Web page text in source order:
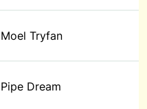
Moel Tryfan
Pipe Dream